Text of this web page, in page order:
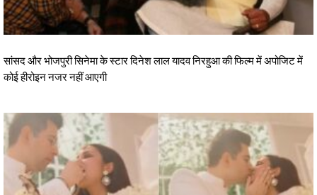
सांसद और भोजपुरी सिनेमा के स्टार दिनेश लाल यादव निरहुआ की फिल्म में अपोजिट में
कोई हीरोइन नजर नहीं आएगी